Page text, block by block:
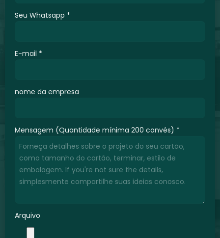
Seu Whatsapp *
E-mail *
nome da empresa
Mensagem (Quantidade mínima 200 convés) *
Arquivo